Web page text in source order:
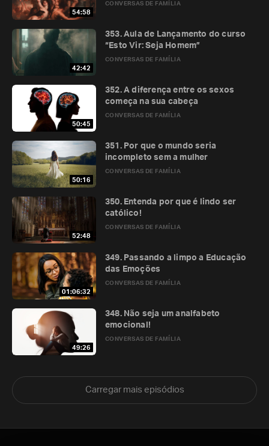
54:58
CONVERSAS DE FAMÍLIA
42:42
CONVERSAS DE FAMÍLIA
353. Aula de Lançamento do curso
“Esto Vir: Seja Homem”
50:45
CONVERSAS DE FAMÍLIA
352. A diferença entre os sexos
começa na sua cabeça
50:16
CONVERSAS DE FAMÍLIA
351. Por que o mundo seria
incompleto sem a mulher
52:48
CONVERSAS DE FAMÍLIA
350. Entenda por que é lindo ser
católico!
01:06:32
CONVERSAS DE FAMÍLIA
349. Passando a limpo a Educação
das Emoções
49:26
CONVERSAS DE FAMÍLIA
348. Não seja um analfabeto
emocional!
Carregar mais episódios